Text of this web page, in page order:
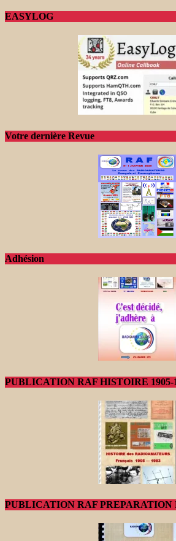
EASYLOG
Votre dernière Revue
Adhésion
PUBLICATION RAF HISTOIRE 1905-
PUBLICATION RAF PREPARATION